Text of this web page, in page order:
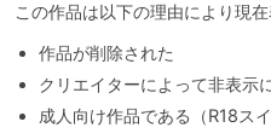
この作品は以下の理由により現在
作品が削除された
クリエイターによって非表示
成人向け作品である（R18ス